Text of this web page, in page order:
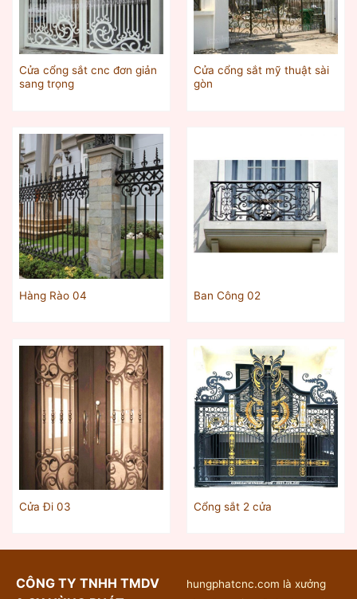
Cửa cổng sắt cnc đơn giản
sang trọng
Cửa cổng sắt mỹ thuật sài
gòn
Hàng Rào 04 Ban Công 02
Cửa Đi 03 Cổng sắt 2 cửa
CÔNG TY TNHH TMDV
hungphatcnc.com là xưởng